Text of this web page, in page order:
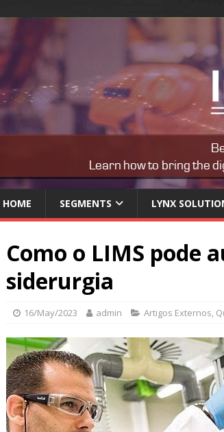
HOME SEGMENTS LYNX
Como o LIMS pode
siderurgia
16/May/2023 admin Artigos Externos,